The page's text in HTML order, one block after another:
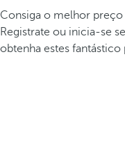
Consiga o melhor
Registrate ou inicia-se
obtenha estes